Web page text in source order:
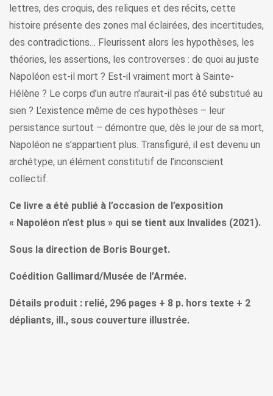
lettres, des croquis, des reliques et des récits, cette
histoire présente des zones mal éclairées, des incertitudes,
des contradictions… Fleurissent alors les hypothèses, les
théories, les assertions, les controverses : de quoi au juste
Napoléon est-il mort ? Est-il vraiment mort à Sainte-
Hélène ? Le corps d’un autre n’aurait-il pas été substitué au
sien ? L’existence même de ces hypothèses – leur
persistance surtout – démontre que, dès le jour de sa mort,
Napoléon ne s’appartient plus. Transfiguré, il est devenu un
archétype, un élément constitutif de l’inconscient
collectif.
Ce livre a été publié à l’occasion de l’exposition
« Napoléon n’est plus » qui se tient aux Invalides (2021).
Sous la direction de Boris Bourget.
Coédition Gallimard/Musée de l’Armée.
Détails produit : relié, 296 pages + 8 p. hors texte + 2
dépliants, ill., sous couverture illustrée.